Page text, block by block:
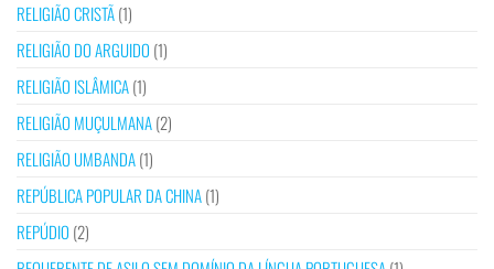
RELIGIÃO CRISTÃ(1)
RELIGIÃO DO ARGUIDO (1)
RELIGIÃO ISLÂMICA(1)
RELIGIÃO MUÇULMANA(2)
RELIGIÃO UMBANDA(1)
REPÚBLICA POPULAR DA CHINA(1)
REPÚDIO (2)